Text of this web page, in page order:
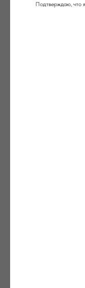
Подтверждаю, что